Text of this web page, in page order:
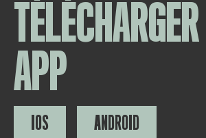
TÉLÉCHARGER
APP
IOS ANDROID